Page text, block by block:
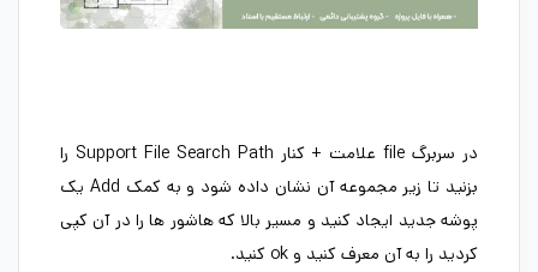
در سربرگ file علامت + کنار Support File Search Path را
بزنید تا زیر مجموعه آن نشان داده شود و به کمک Add یک
پوشه جدید ایجاد کنید و مسیر بالا که هاشور ها را در آن کپی
کردید را به آن معرف کنید و ok کنید.